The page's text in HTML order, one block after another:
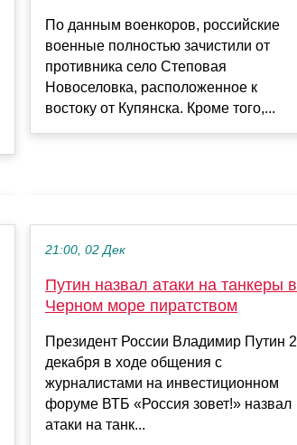
По данным военкоров, российские
военные полностью зачистили от
противника село Степовая
Новоселовка, расположенное к
востоку от Купянска. Кроме того,...
21:00, 02 Дек
Путин назвал атаки на танкеры в
Черном море пиратством
Президент России Владимир Путин 2
декабря в ходе общения с
журналистами на инвестиционном
форуме ВТБ «Россия зовет!» назвал
атаки на танк...